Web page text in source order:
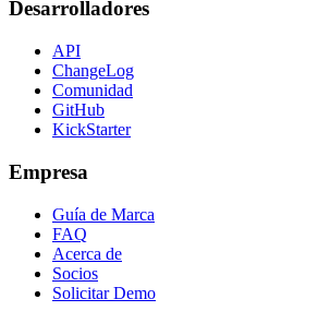
Desarrolladores
API
ChangeLog
Comunidad
GitHub
KickStarter
Empresa
Guía de Marca
FAQ
Acerca de
Socios
Solicitar Demo